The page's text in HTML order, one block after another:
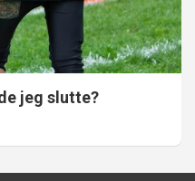
jeg slutte?